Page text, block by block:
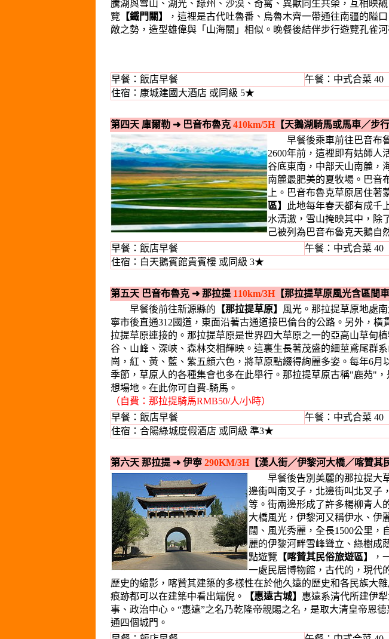
騰湖與雪山、湖光、綠州、沙漠、奇禽、異獸同生共榮，互相映
覽 【鐵門關】
，這裡是古代吐魯番、烏魯木齊一帶通往南疆的隘
敵之勢，造型雄偉與「山海關」相似。晚餐後結伴步行遊覽孔雀河
早餐：飯店早餐 午餐：中式合菜 40
住宿：康城建國大酒店 或同級 5★
第四天 庫爾勒➜ 巴音布魯克 410km/5H【天鵝湖騎馬或馬車／步
早餐後乘車前往巴音布
2600年前，這裡即有姑師人
谷底東南，中部天山南麓，
南麓最肥美的夏牧場。巴音
上。巴音布魯克草原居住著
區】
此地每年春天都有成千
水清澈，雪山掩映其中，除
己被列為巴音布魯克天鵝自
早餐：飯店早餐
午餐：中式合菜 40
住宿：白天鵝賓館貴賓樓 或同級 3★
第五天 巴音布魯克➜ 那拉提110km/3H【那拉提草原風光含區間車
早餐後前往新源縣的 【那拉提草原】 風光。那拉提草原地處
寧市後直通312國道，東面沿著古通道接巴倫台的公路。另外，
拉提草原連接的。那拉提草原是世界四大草原之一的亞高山草甸
谷、山峰、深峽、森林交相輝映。這裏生長著茂盛的細莖鳶尾群
崗，紅、黃、藍、紫五顔六色，將草原點綴得絢麗多姿。每年6
季節，草原人的各種集會也多在此舉行。那拉提草原古稱"鹿苑"
想場地。在此你可自費-騎馬。
（自費：那拉提騎馬RMB50/人/小時）
早餐：飯店早餐
午餐：中式合菜 40
住宿：合陽綠城度假酒店 或同級 準3★
第六天 那拉提➜ 伊寧 290KM/3H【漢人街／伊黎河大橋／喀贊其
早餐後告別美麗的那拉提大
邊街叫南叉子，北邊街叫北叉子
等。街兩邊形成了許多楊柳青人
大橋風光，伊黎河又稱伊水、伊
闊、風光秀麗，全長1500公里
麗的伊黎河畔雪峰聳立、綠樹成
點遊覽 【喀贊其民俗旅遊區】
，
一處民居博物館，古代的，現
歷史的縮影，喀贊其建築的多樣性在於他久遠的歷史和各民族大
痕跡都可以在建築中看出端倪。
【惠遠古城】 惠遠系清代所建伊
事、政治中心。“惠遠”之名乃乾隆帝親賜之名，是取大清皇帝恩
通四個城門。